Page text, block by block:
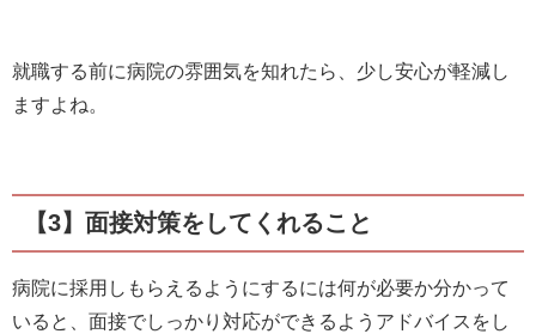
就職する前に病院の雰囲気を知れたら、少し安心が軽減し
ますよね。
【3】面接対策をしてくれること
病院に採用しもらえるようにするには何が必要か分かって
いると、面接でしっかり対応ができるようアドバイスをし